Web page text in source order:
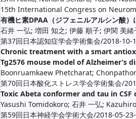
15th International Congress on
有機ヒ素DPAA（ジフェニルアルシン酸
石井 一弘; 増田 知之; 伊藤 順子; 伊関 美
第37回日本認知症学会学術集会/2018-10-
Chronic treatment with a smart
Tg2576 mouse model of Alzheimer’s
Boonruamkaew Phetcharat;
第70回日本酸化ストレス学会学術集会/
Toxic Abeta conformer and tau in
Yasushi Tomidokoro; 石井 一弘;
第59回日本神経学会学術大会/2018-05-